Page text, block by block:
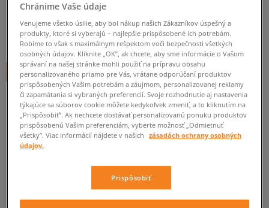
0.0 )
124,95€cena s DPH
+ 125 BODOV VSIZEERCLUBE
Informujte ma o dostupnosti
Ak bude položka opäť dostupná, dostanete od nás oznámenie.
Veľkosti EU Veľkosti US
ZISTIŤ DOSTUPNOSŤ V NAŠICH KAMENNÝCH PREDAJNIACH
Chránime Vaše údaje
Venujeme všetko úsilie, aby bol nákup našich Zákazníkov úspešný a
produkty, ktoré si vyberajú – najlepšie prispôsobené ich potrebám.
Robíme to však s maximálnym rešpektom voči bezpečnosti všetkých
osobných údajov. Kliknite „OK”, ak chcete, aby sme informácie o Vašom
správaní na našej stránke mohli použiť na prípravu obsahu
personalizovaného priamo pre Vás, vrátane odporúčaní produktov
prispôsobených Vašim potrebám a záujmom, personalizovanej reklamy
či zapamätania si vybraných preferencií. Svoje rozhodnutie aj nastavenia
týkajúce sa súborov cookie môžete kedykoľvek zmeniť, a to kliknutím na
„Prispôsobiť”. Ak nechcete dostávať personalizovanú ponuku produktov
prispôsobenú Vašim preferenciám, vyberte možnosť „Odmietnuť
všetky”. Viac informácií nájdete v našich
zásadách ochrany osobných
údajov.
Prispôsobiť